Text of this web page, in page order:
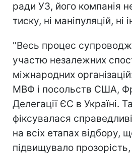
ради УЗ, його компанія
тиску, ні маніпуляцій, ні
"Весь процес
участю незалежних
міжнародних
МВФ і посольств США,
Делегації ЄС в Україні.
фіксувалася
на всіх етапах відбору,
підвищувало прозорість,